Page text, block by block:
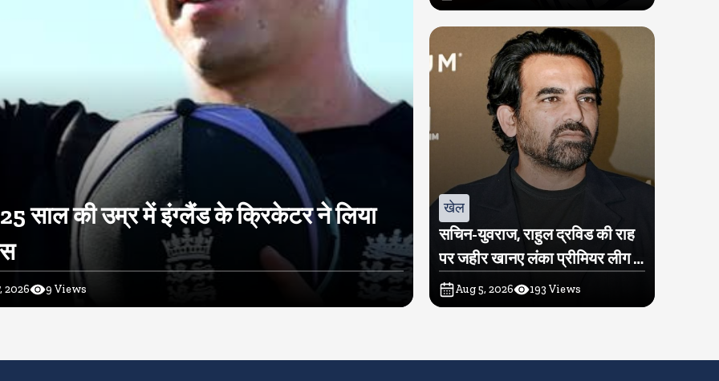
25 साल की उम्र में इंग्लैंड के क्रिकेटर ने लिया
2026 9 Views
खेल
सचिन-युवराज, राहुल द्रविड की राह
पर जहीर खानए लंका प्रीमियर लीग में
खरीदी टीम
Aug 5, 2026 193 Views